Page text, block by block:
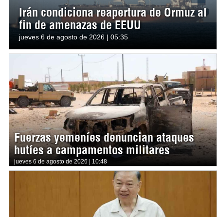
Irán condiciona reapertura de Ormuz al
fin de amenazas de EEUU
jueves 6 de agosto de 2026 | 05:35
Fuerzas yemeníes denuncian ataques
hutíes a campamentos militares
jueves 6 de agosto de 2026 | 10:48